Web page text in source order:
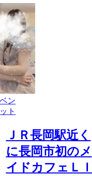
ン
ト
ＪＲ長岡駅近く
に長岡市初のメ
イドカフェＬＩ